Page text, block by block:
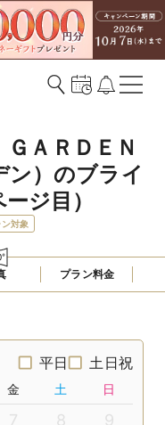
ＡＲＤＥＮ
ン）のブライ
ジ目）
対象
プラン料金
平日 土日祝
金 土 日
7 8 9